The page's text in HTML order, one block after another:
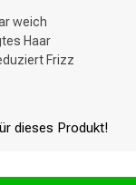
weich
Haar
Frizz
dieses Produkt!